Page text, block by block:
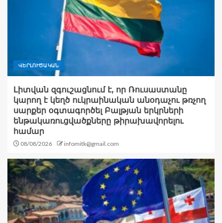
ՎԵՐԼՈՒԾԱԿԱՆ
Լիտվան զգուշացնում է, որ Ռուսաստանը
կարող է կեղծ ուկրաինական անօդաչու թռչող
սարքեր օգտագործել Բալթյան երկրների
ենթակառուցվածքները թիրախավորելու
համար
08/08/2026 infomitk@gmail.com